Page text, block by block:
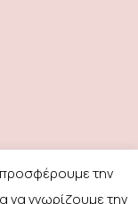
την
να γνωρίζουμε την